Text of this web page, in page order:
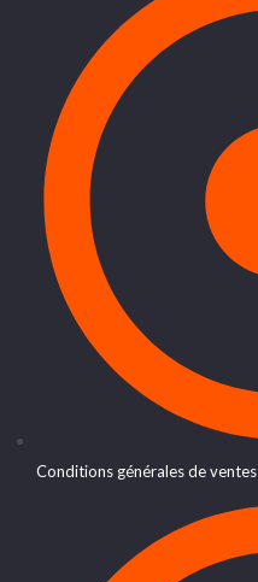
Conditions générales de ventes